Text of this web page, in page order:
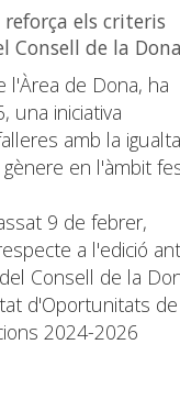
els criteris
Consell de la Dona
l'Àrea de Dona, ha
una iniciativa
amb la
en l'àmbit
9 de febrer,
a l'edició
Consell de la
d'Oportunitats de
2024-2026